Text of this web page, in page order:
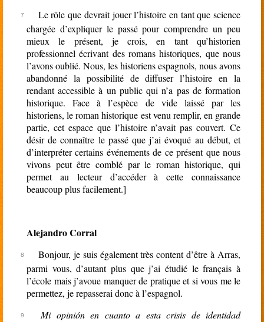
Le rôle que devrait jouer l’histoire en tant que science
chargée d’expliquer le passé pour comprendre un peu
mieux le présent, je crois, en tant qu’historien
professionnel écrivant des romans historiques, que nous
l’avons oublié. Nous, les historiens espagnols, nous avons
abandonné la possibilité de diffuser l’histoire en la
rendant accessible à un public qui n’a pas de formation
historique. Face à l’espèce de vide laissé par les
historiens, le roman historique est venu remplir, en grande
partie, cet espace que l’histoire n’avait pas couvert. Ce
désir de connaître le passé que j’ai évoqué au début, et
d’interpréter certains événements de ce présent que nous
vivons peut être comblé par le roman historique, qui
permet au lecteur d’accéder à cette connaissance
beaucoup plus facilement.]
Alejandro Corral
Bonjour, je suis également très content d’être à Arras,
parmi vous, d’autant plus que j’ai étudié le français à
l’école mais j’avoue manquer de pratique et si vous me le
permettez, je repasserai donc à l’espagnol.
Mi opinión en cuanto a esta crisis de identidad